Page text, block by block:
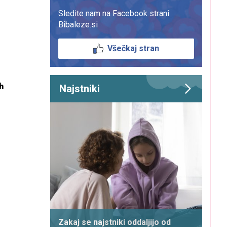
Sledite nam na Facebook strani
Bibaleze.si
Všečkaj stran
Najstniki
Zakaj se najstniki oddaljijo od